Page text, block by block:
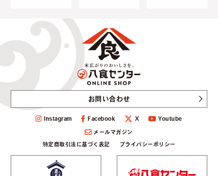
お問い合わせ
Instagram Facebook Ｘ Youtube
メールマガジン
特定商取引法に基づく表記 プライバシーポリシー